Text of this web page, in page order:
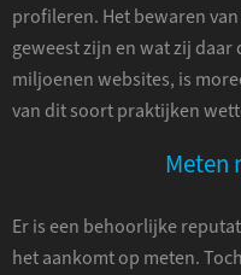
profileren. Het bewaren
geweest zijn en wat zij
miljoenen websites, is
van dit soort praktijken
Meten
Er is een behoorlijke
het aankomt op meten.